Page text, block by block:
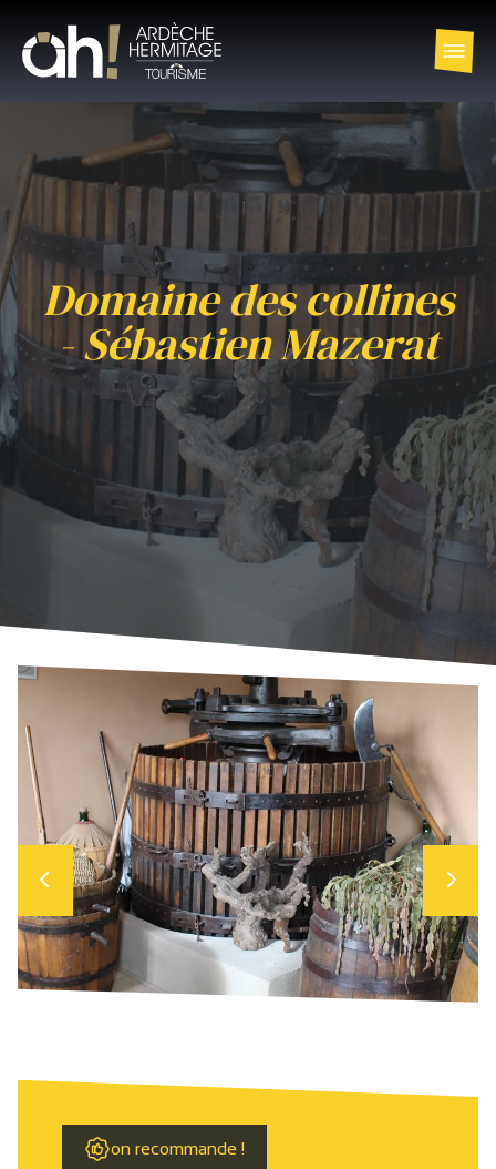
Domaine des collines
- Sébastien Mazerat
on recommande !